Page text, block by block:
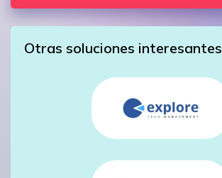
Otras soluciones interesantes